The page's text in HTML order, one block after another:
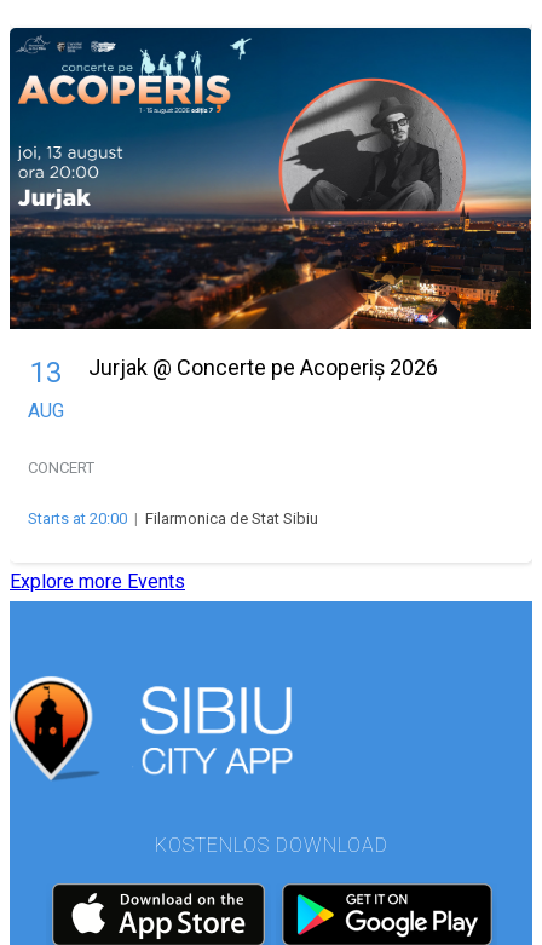
13
AUG
Jurjak @ Concerte pe Acoperiș 2026
CONCERT
Starts at 20:00 | Filarmonica de Stat Sibiu
Explore more Events
KOSTENLOS DOWNLOAD